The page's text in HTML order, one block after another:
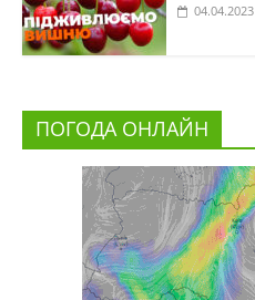
04.04.2023
ПОГОДА ОНЛАЙН